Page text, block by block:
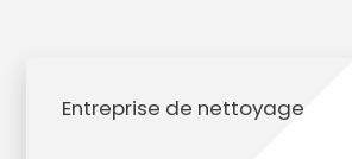
Entreprise de nettoyage